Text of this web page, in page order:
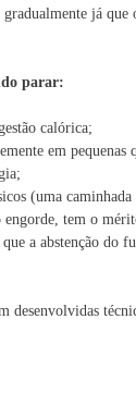
já que
parar:
calórica;
em pequenas
(uma
tem o
a abstenção do
desenvolvidas